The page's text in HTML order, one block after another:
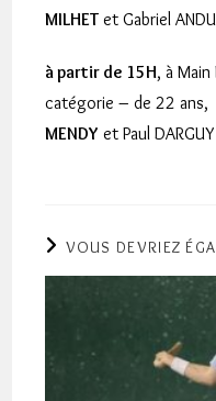
MILHET et Gabriel
à partir de 15H, à Main
catégorie – de 22 ans,
MENDY et Paul
VOUS DEVRIEZ